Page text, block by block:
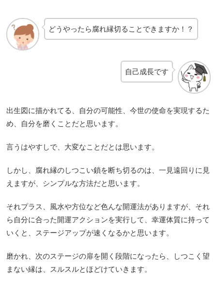
どうやったら腐れ縁切ることできますか！？
自己成長です
出生図に描かれてる、自分の可能性、今世の使命を実現するた
め、自分を磨くことだと思います。
言うはやすしで、大変なことだとは思います。
しかし、腐れ縁のしつこい鎖を断ち切るのは、一見遠回りに見
えますが、シンプルな方法だと思います。
それプラス、風水や方位など色んな開運法がありますが、それ
ら自分に合った開運アクションを実行して、幸運体質に持って
いくと、ステージアップが速くなるかと思います。
磨かれ、次のステージの扉を開く段階になったら、しつこく望
まない縁は、スルスルとほどけていきます。